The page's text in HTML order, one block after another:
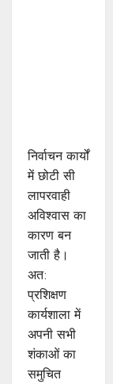
निर्वाचन कार्यों
में छोटी सी
लापरवाही
अविश्वास का
कारण बन
जाती है।
अत:
प्रशिक्षण
कार्यशाला में
अपनी सभी
शंकाओं का
समुचित